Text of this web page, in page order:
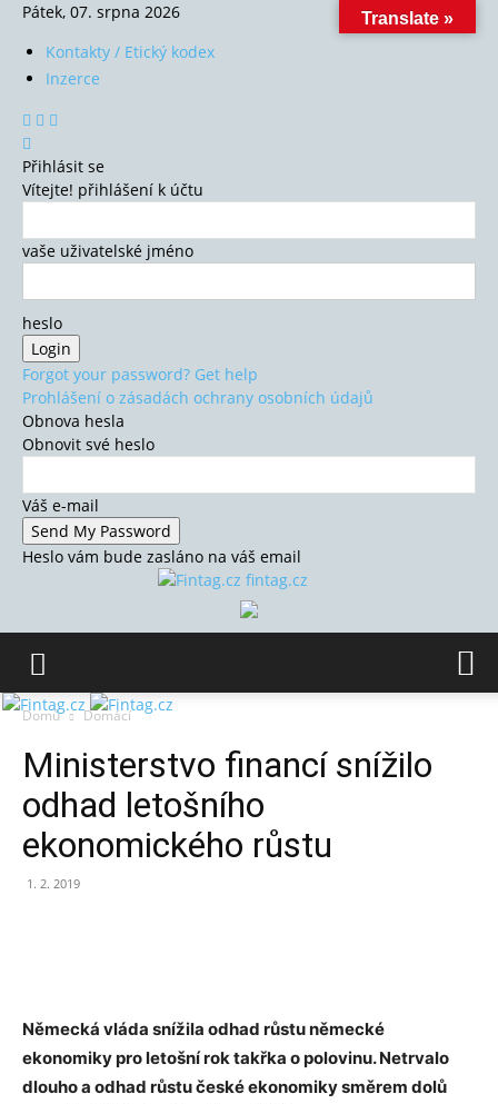
Pátek, 07. srpna 2026
Kontakty / Etický kodex
Inzerce
Přihlásit se
Vítejte! přihlášení k účtu
vaše uživatelské jméno
heslo
Forgot your password? Get help
Prohlášení o zásadách ochrany osobních údajů
Obnova hesla
Obnovit své heslo
Váš e-mail
Heslo vám bude zasláno na váš email
fintag.cz
Domů Domácí
Ministerstvo financí snížilo
odhad letošního
ekonomického růstu
1. 2. 2019
Německá vláda snížila odhad růstu německé
ekonomiky pro letošní rok takřka o polovinu. Netrvalo
dlouho a odhad růstu české ekonomiky směrem dolů
Translate »